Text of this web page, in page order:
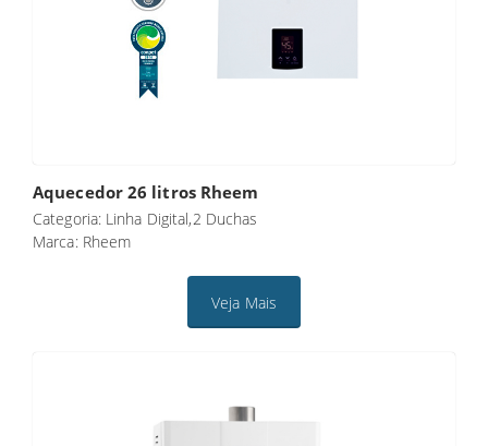
Aquecedor 26 litros Rheem
Categoria: Linha Digital,2 Duchas
Marca: Rheem
Veja Mais